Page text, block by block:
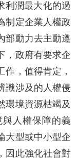
利潤最大化的過
制定企業人權政
部動力去主動遵
，政府有要求企
，值得肯定，
識涉及的人權侵
環境資源枯竭及
人權保障的義
大型或中小型企
因此強化社會對